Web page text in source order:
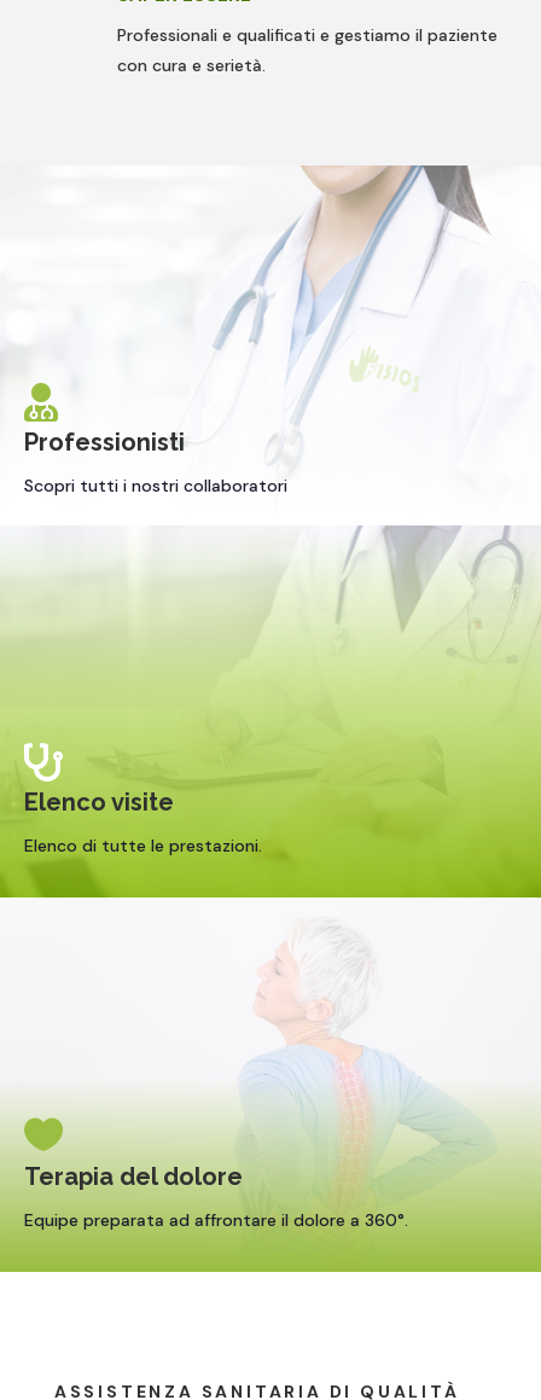
Professionali e qualificati e gestiamo il paziente
con cura e serietà.

Professionisti
Scopri tutti i nostri collaboratori

Elenco visite
Elenco di tutte le prestazioni.

Terapia del dolore
Equipe preparata ad affrontare il dolore a 360°.
ASSISTENZA SANITARIA DI QUALITÀ